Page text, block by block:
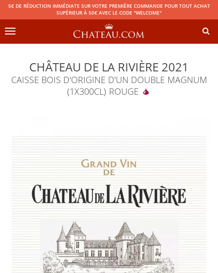
5€ DE RÉDUCTION IMMÉDIATE SUR VOTRE PREMIÈRE COMMANDE POUR TOUT ACHAT
SUPÉRIEUR À 50€ AVEC LE CODE "WELCOME"
Toggle
CHÂTEAU DE LA RIVIÈRE 2021
CAISSE BOIS D'ORIGINE D'UN DOUBLE MAGNUM
(1X300CL) ROUGE